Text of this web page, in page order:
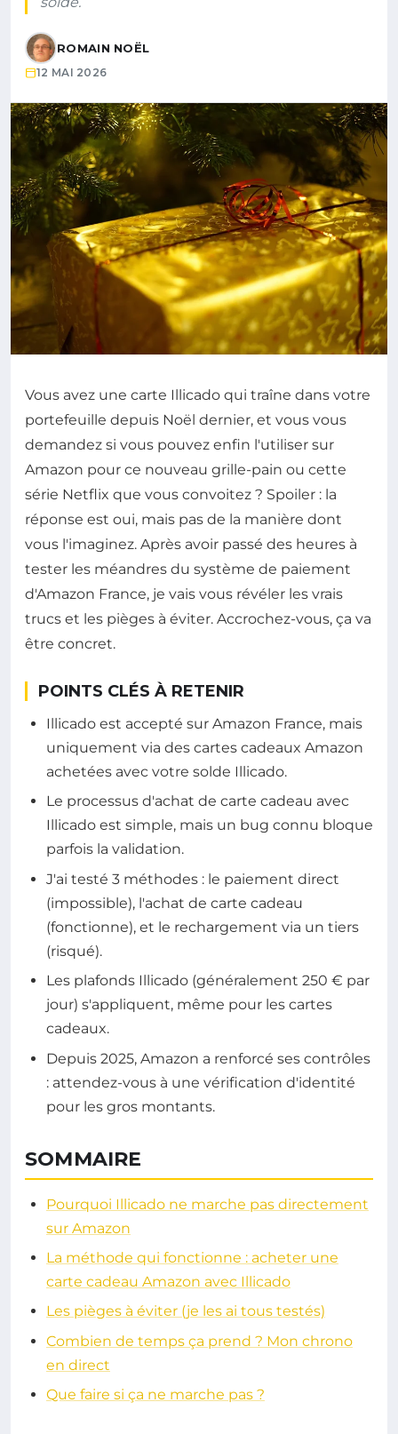
ROMAIN NOËL
12 MAI 2026
Vous avez une carte Illicado qui traîne dans votre
portefeuille depuis Noël dernier, et vous vous
demandez si vous pouvez enfin l'utiliser sur
Amazon pour ce nouveau grille-pain ou cette
série Netflix que vous convoitez ? Spoiler : la
réponse est oui, mais pas de la manière dont
vous l'imaginez. Après avoir passé des heures à
tester les méandres du système de paiement
d'Amazon France, je vais vous révéler les vrais
trucs et les pièges à éviter. Accrochez-vous, ça va
être concret.
POINTS CLÉS À RETENIR
Illicado est accepté sur Amazon France, mais
uniquement via des cartes cadeaux Amazon
achetées avec votre solde Illicado.
Le processus d'achat de carte cadeau avec
Illicado est simple, mais un bug connu bloque
parfois la validation.
J'ai testé 3 méthodes : le paiement direct
(impossible), l'achat de carte cadeau
(fonctionne), et le rechargement via un tiers
(risqué).
Les plafonds Illicado (généralement 250 € par
jour) s'appliquent, même pour les cartes
cadeaux.
Depuis 2025, Amazon a renforcé ses contrôles
: attendez-vous à une vérification d'identité
pour les gros montants.
SOMMAIRE
Pourquoi Illicado ne marche pas directement
sur Amazon
La méthode qui fonctionne : acheter une
carte cadeau Amazon avec Illicado
Les pièges à éviter (je les ai tous testés)
Combien de temps ça prend ? Mon chrono
en direct
Que faire si ça ne marche pas ?